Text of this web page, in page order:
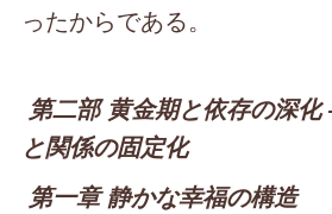
ったからである。
第二部 黄金期と依存の深
と関係の固定化
第一章 静かな幸福の構造